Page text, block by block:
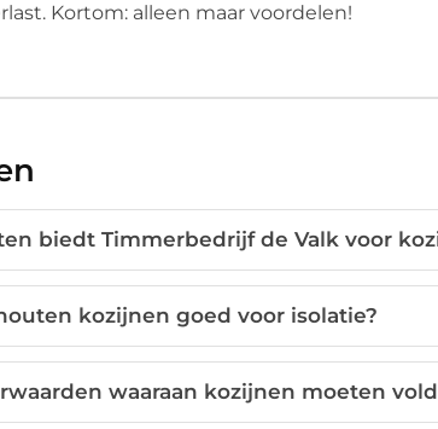
Kortom: alleen maar voordelen!
biedt Timmerbedrijf de Valk voor
kozijnen goed voor isolatie?
waaraan kozijnen moeten